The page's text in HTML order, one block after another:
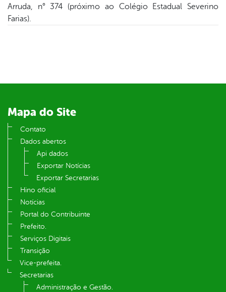
Arruda, n° 374 (próximo ao Colégio Estadual Severino
Farias).
Mapa do Site
Contato
Dados abertos
Api dados
Exportar Notícias
Exportar Secretarias
Hino oficial
Notícias
Portal do Contribuinte
Prefeito.
Serviços Digitais
Transição
Vice-prefeita.
Secretarias
Administração e Gestão.